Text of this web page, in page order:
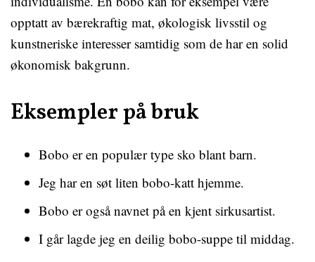
opptatt av bærekraftig mat, økologisk livsstil og
kunstneriske interesser samtidig som de har en solid
økonomisk bakgrunn.
Eksempler på bruk
Bobo er en populær type sko blant barn.
Jeg har en søt liten bobo-katt hjemme.
Bobo er også navnet på en kjent sirkusartist.
I går lagde jeg en deilig bobo-suppe til middag.